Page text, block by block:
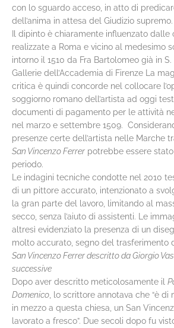
con lo sguardo acceso, in atto di
dell’anima in attesa del Giudizio supremo.
Il dipinto è chiaramente influenzato dalle
realizzate a Roma e vicino al medesimo
intorno il 1510 da Fra Bartolomeo già in
Gallerie dell’Accademia di Firenze La
critica è quindi concorde nel collocare
soggiorno romano dell’artista ad oggi
documenti di pagamento per le attività
nel marzo e settembre 1509.
presenze certe dell’artista nelle Marche
San Vincenzo Ferrer potrebbe essere
periodo.
Le indagini tecniche condotte nel 2010
di un pittore accurato, intenzionato a
la gran parte del lavoro, limitando al
secco, senza l’aiuto di assistenti. Le
altresì evidenziato la presenza di un
molto accurato, segno del trasferimento
San Vincenzo Ferrer descritto da Giorgio
successive
Dopo aver descritto meticolosamente il
Domenico , lo scrittore annotava che “è
in mezzo a questa chiesa, un San
lavorato a fresco”. Due secoli dopo fu